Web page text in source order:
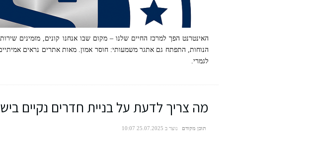
האינטרנט הפך למרכז החיים שלנו – מקום שבו אנחנו קונים, מזמינים
הנוחות, התפתח גם אתגר משמעותי: חוסר אמון. מאות אתרים נראים
לגמרי.
מה צריך לדעת על בניית חדרים נקיים בישראל
תוכן מקודם נוצר ב 25.07.2025 10:07